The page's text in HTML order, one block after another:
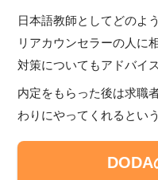
日本語教師としてどのよ
リアカウンセラーの人に
対策についてもアドバイ
内定をもらった後は求職
わりにやってくれるとい
DODA